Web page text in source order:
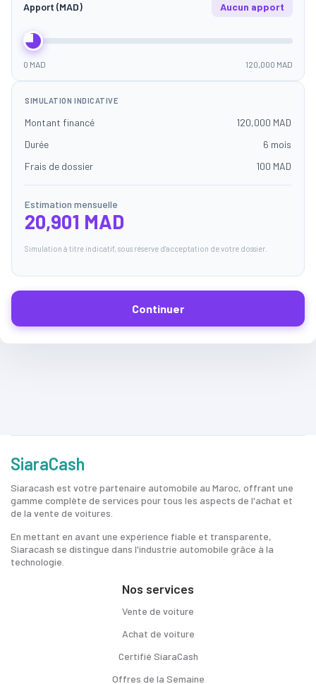
Apport (MAD) Aucun apport
0 MAD 120,000 MAD
SIMULATION INDICATIVE
Montant financé
120,000 MAD
Durée
6 mois
Frais de dossier
100 MAD
Estimation mensuelle
20,901 MAD
Simulation à titre indicatif, sous réserve d'acceptation de votre dossier.
Continuer
SiaraCash
Siaracash est votre partenaire automobile au Maroc, offrant une
gamme complète de services pour tous les aspects de l'achat et
de la vente de voitures.
En mettant en avant une expérience fiable et transparente,
Siaracash se distingue dans l'industrie automobile grâce à la
technologie.
Nos services
Vente de voiture
Achat de voiture
Certifié SiaraCash
Offres de la Semaine